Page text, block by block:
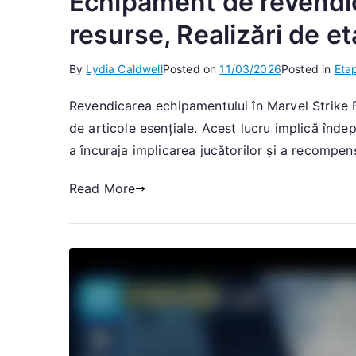
resurse, Realizări de
By Lydia CaldwellPosted on11/03/2026Posted in
Revendicarea echipamentului în Marvel
de articole esențiale. Acest lucru implică
a încuraja implicarea jucătorilor și a
Read More